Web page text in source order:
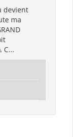
devient
ma
C...